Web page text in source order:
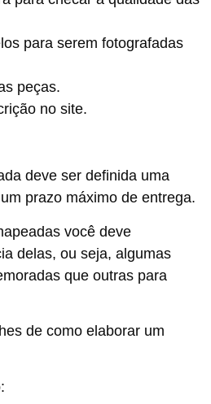
para serem fotografadas
peças.
no site.
deve ser definida uma
prazo máximo de entrega.
você deve
delas, ou seja, algumas
que outras para
de como elaborar um